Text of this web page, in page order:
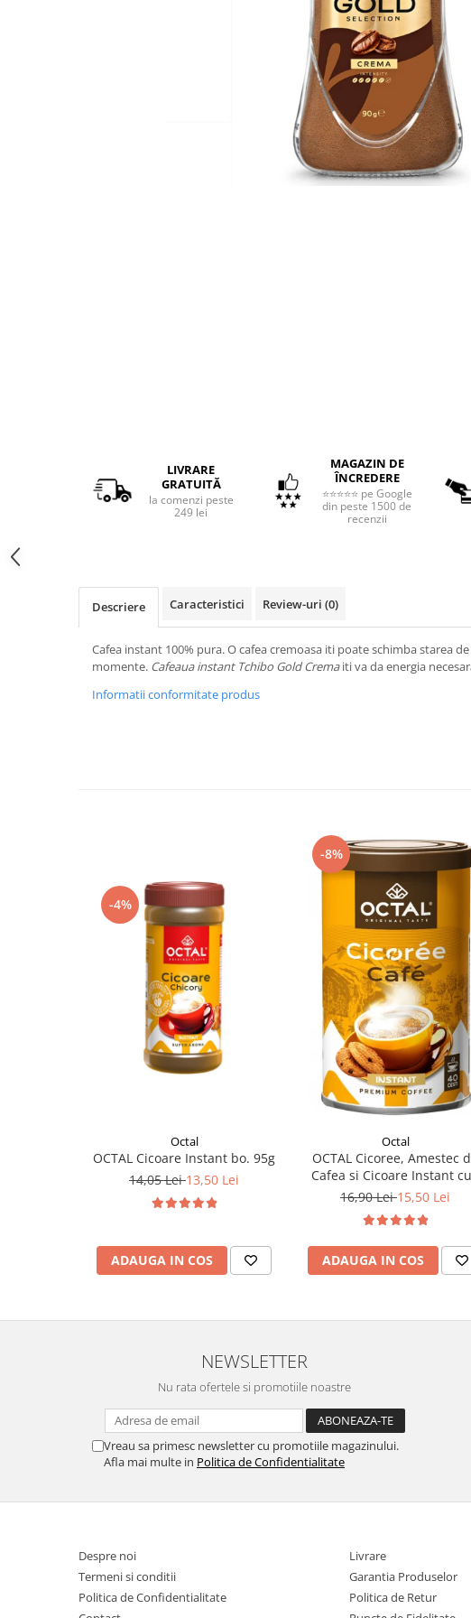
LIVRARE
GRATUITĂ
la comenzi peste
249 lei
MAGAZIN DE
ÎNCREDERE
⭐⭐⭐⭐⭐ pe Google
din peste 1500 de
recenzii
Descriere Caracteristici Review-uri (0)
Cafea instant 100% pura. O cafea cremoasa iti poate schimba starea
momente. Cafeaua instant Tchibo Gold Cremaiti va da energia
Informatii conformitate produs
-4%
Octal
OCTAL Cicoare Instant bo. 95g
14,05 Lei13,50 Lei
ADAUGA IN COS
-8%
Octal
OCTAL Cicoree, Amestec
Cafea si Cicoare Instant
100g
16,90 Lei15,50 Lei
ADAUGA IN COS
NEWSLETTER
Nu rata ofertele si promotiile noastre
Vreau sa primesc newsletter cu promotiile magazinului.
Afla mai multe in Politica de Confidentialitate
Despre noi
Termeni si conditii
Politica de Confidentialitate
Livrare
Garantia Produselor
Politica de Retur